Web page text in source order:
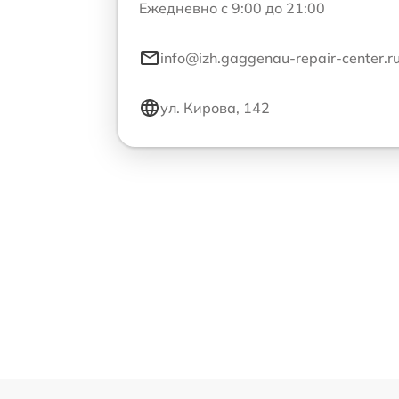
Ежедневно с 9:00 до 21:00
info@izh.gaggenau-repair-
ул. Кирова, 142